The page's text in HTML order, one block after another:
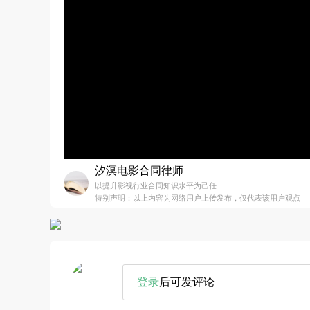
汐溟电影合同律师
以提升影视行业合同知识水平为己任
特别声明：以上内容为网络用户上传发布，仅代表该用户观点
登录后可发评论